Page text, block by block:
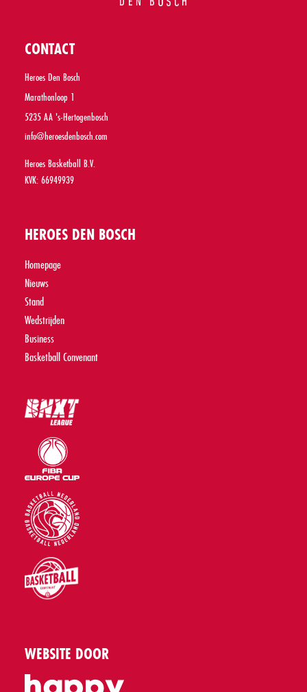
CONTACT
Heroes Den Bosch
Marathonloop 1
5235 AA 's-Hertogenbosch
info@heroesdenbosch.com
Heroes Basketball B.V.
KVK: 66949939
HEROES DEN BOSCH
Homepage
Nieuws
Stand
Wedstrijden
Business
Basketball Convenant
WEBSITE DOOR